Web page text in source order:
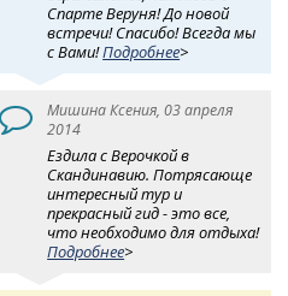
Спарте Веруня! До новой
встречи! Спасибо! Всегда мы
с Вами!Подробнее>
Мишина Ксения, 03 апреля
2014
Ездила с Верочкой в
Скандинавию. Потрясающе
интересный тур и
прекрасный гид - это все,
что необходимо для отдыха!
Подробнее>